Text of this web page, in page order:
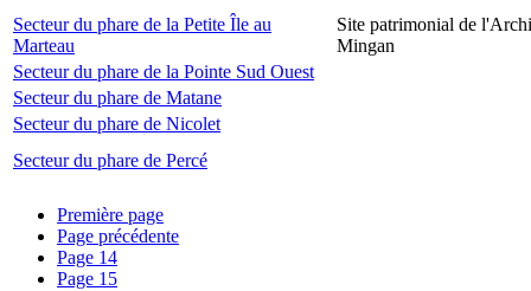
Secteur du phare de la Petite Île au
Marteau
Site patrimonial de
Mingan
Secteur du phare de la Pointe Sud Ouest
Secteur du phare de Matane
Secteur du phare de Nicolet
Secteur du phare de Percé
Première page
Page précédente
Page 14
Page 15